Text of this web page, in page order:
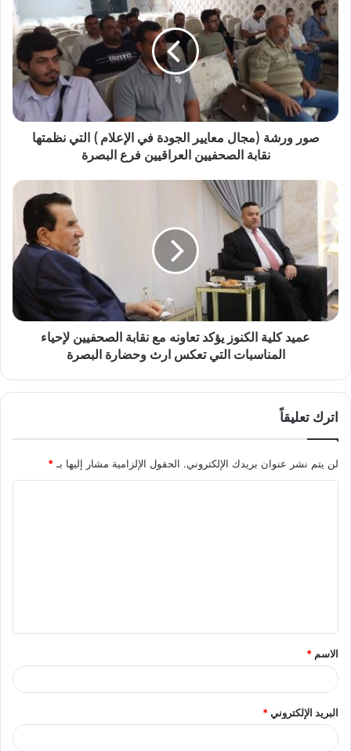
صور ورشة (مجال معايير الجودة في الإعلام ) التي نظمتها
نقابة الصحفيين العراقيين فرع البصرة
عميد كلية الكنوز يؤكد تعاونه مع نقابة الصحفيين لإحياء
المناسبات التي تعكس ارث وحضارة البصرة
اترك تعليقاً
لن يتم نشر عنوان بريدك الإلكتروني. الحقول الإلزامية مشار إليها بـ *
الاسم *
البريد الإلكتروني*